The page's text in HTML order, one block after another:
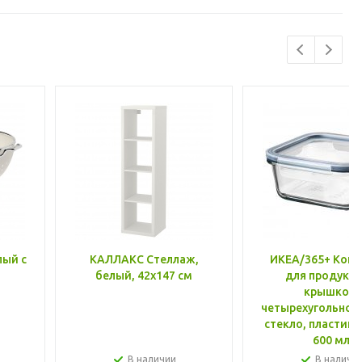
с
КАЛЛАКС Стеллаж,
белый, 42x147 см
В наличии
ИКЕА/365+
для
крышкой,
стекло, пластик
600 мл
В